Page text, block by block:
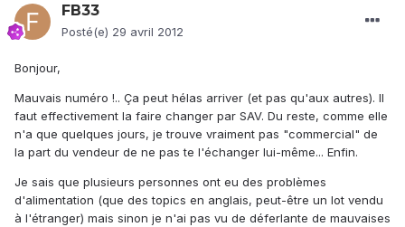
FB33
Posté(e) 29 avril 2012
Bonjour,
Mauvais numéro !.. Ça peut hélas arriver (et pas qu'aux autres). Il
faut effectivement la faire changer par SAV. Du reste, comme elle
n'a que quelques jours, je trouve vraiment pas "commercial" de
la part du vendeur de ne pas te l'échanger lui-même... Enfin.
Je sais que plusieurs personnes ont eu des problèmes
d'alimentation (que des topics en anglais, peut-être un lot vendu
à l'étranger) mais sinon je n'ai pas vu de déferlante de mauvaises